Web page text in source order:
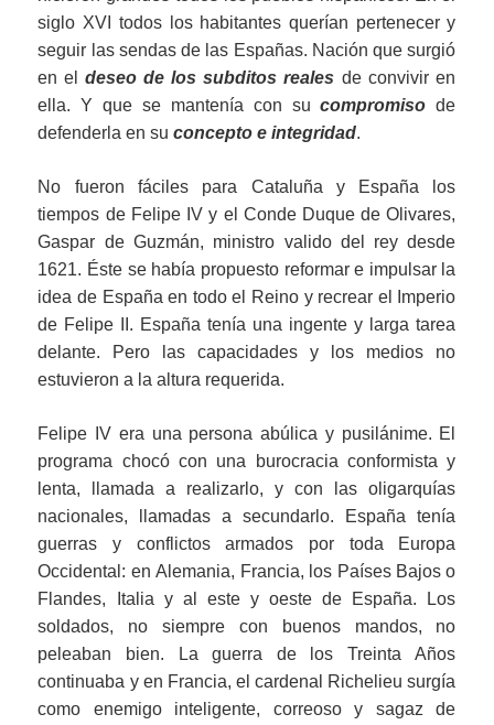
siglo XVI todos los habitantes querían pertenecer y
seguir las sendas de las Españas. Nación que surgió
en eldeseo de los subditos reales de convivir en
ella. Y que se mantenía con sucompromiso de
defenderla en suconcepto e integridad.
No fueron fáciles para Cataluña y España los
tiempos de Felipe IV y el Conde Duque de Olivares,
Gaspar de Guzmán, ministro valido del rey desde
1621. Éste se había propuesto reformar e impulsar la
idea de España en todo el Reino y recrear el Imperio
de Felipe II. España tenía una ingente y larga tarea
delante. Pero las capacidades y los medios no
estuvieron a la altura requerida.
Felipe IV era una persona abúlica y pusilánime. El
programa chocó con una burocracia conformista y
lenta, llamada a realizarlo, y con las oligarquías
nacionales, llamadas a secundarlo. España tenía
guerras y conflictos armados por toda Europa
Occidental: en Alemania, Francia, los Países Bajos o
Flandes, Italia y al este y oeste de España. Los
soldados, no siempre con buenos mandos, no
peleaban bien. La guerra de los Treinta Años
continuaba y en Francia, el cardenal Richelieu surgía
como enemigo inteligente, correoso y sagaz de